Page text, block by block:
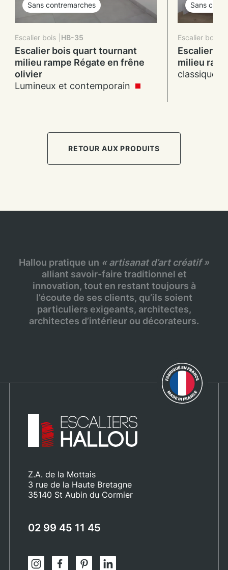
Sans contremarches
Escalier bois HB-35
Escalier bois quart tournant
milieu rampe Régate en frêne
olivier
Lumineux et contemporain
Sans
Escalier bois
Escalier
milieu
classique
RETOUR AUX PRODUITS
Hallou pratique un « artisanat d’art créatif »
alliant savoir-faire traditionnel et
innovation, tout en restant toujours à
l’écoute de ses clients, qu’ils soient
particuliers exigeants, architectes,
architectes d’intérieur ou décorateurs.
Z.A. de la Mottais
3 rue de la Haute Bretagne
35140 St Aubin du Cormier
02 99 45 11 45